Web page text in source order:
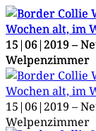
15|06|2019 –
Welpenzimmer
15|06|2019 –
Welpenzimmer
15|06|2019 –
Welpenzimmer